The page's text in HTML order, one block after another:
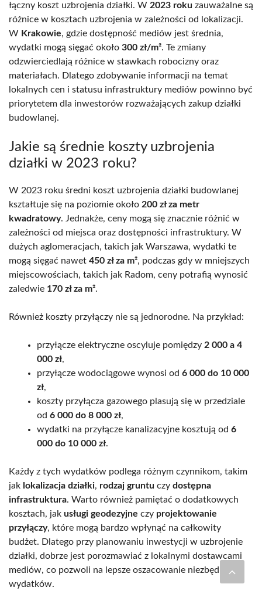
łączny koszt uzbrojenia działki. W 2023 roku zauważalne są
różnice w kosztach uzbrojenia w zależności od lokalizacji.
W Krakowie, gdzie dostępność mediów jest średnia,
wydatki mogą sięgać około 300 zł/m². Te zmiany
odzwierciedlają różnice w stawkach robocizny oraz
materiałach. Dlatego zdobywanie informacji na temat
lokalnych cen i statusu infrastruktury mediów powinno być
priorytetem dla inwestorów rozważających zakup działki
budowlanej.
Jakie są średnie koszty uzbrojenia
działki w 2023 roku?
W 2023 roku średni koszt uzbrojenia działki budowlanej
kształtuje się na poziomie około 200 zł za metr
kwadratowy. Jednakże, ceny mogą się znacznie różnić w
zależności od miejsca oraz dostępności infrastruktury. W
dużych aglomeracjach, takich jak Warszawa, wydatki te
mogą sięgać nawet 450 zł za m², podczas gdy w mniejszych
miejscowościach, takich jak Radom, ceny potrafią wynosić
zaledwie 170 zł za m².
Również koszty przyłączy nie są jednorodne. Na przykład:
przyłącze elektryczne oscyluje pomiędzy 2 000 a 4
000 zł,
przyłącze wodociągowe wynosi od 6 000 do 10 000
zł,
koszty przyłącza gazowego plasują się w przedziale
od 6 000 do 8 000 zł,
wydatki na przyłącze kanalizacyjne kosztują od 6
000 do 10 000 zł.
Każdy z tych wydatków podlega różnym czynnikom, takim
jak lokalizacja działki, rodzaj gruntu czy dostępna
infrastruktura. Warto również pamiętać o dodatkowych
kosztach, jak usługi geodezyjne czy projektowanie
przyłączy, które mogą bardzo wpłynąć na całkowity
budżet. Dlatego przy planowaniu inwestycji w uzbrojenie
działki, dobrze jest porozmawiać z lokalnymi dostawcami
mediów, co pozwoli na lepsze oszacowanie niezbędnych
wydatków.